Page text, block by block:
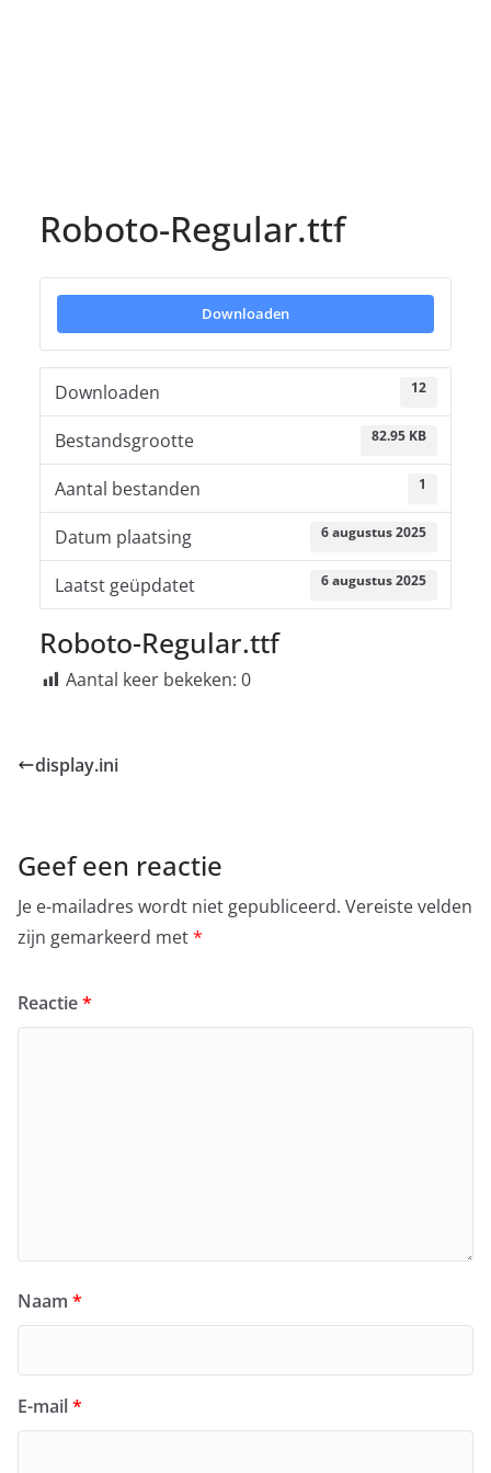
Roboto-Regular.ttf
Downloaden
Downloaden 12
Bestandsgrootte 82.95 KB
Aantal bestanden 1
Datum plaatsing 6 augustus 2025
Laatst geüpdatet 6 augustus 2025
Roboto-Regular.ttf
Aantal keer bekeken: 0
display.ini
Geef een reactie
Je e-mailadres wordt niet gepubliceerd. Vereiste velden
zijn gemarkeerd met*
Reactie*
Naam *
E-mail*